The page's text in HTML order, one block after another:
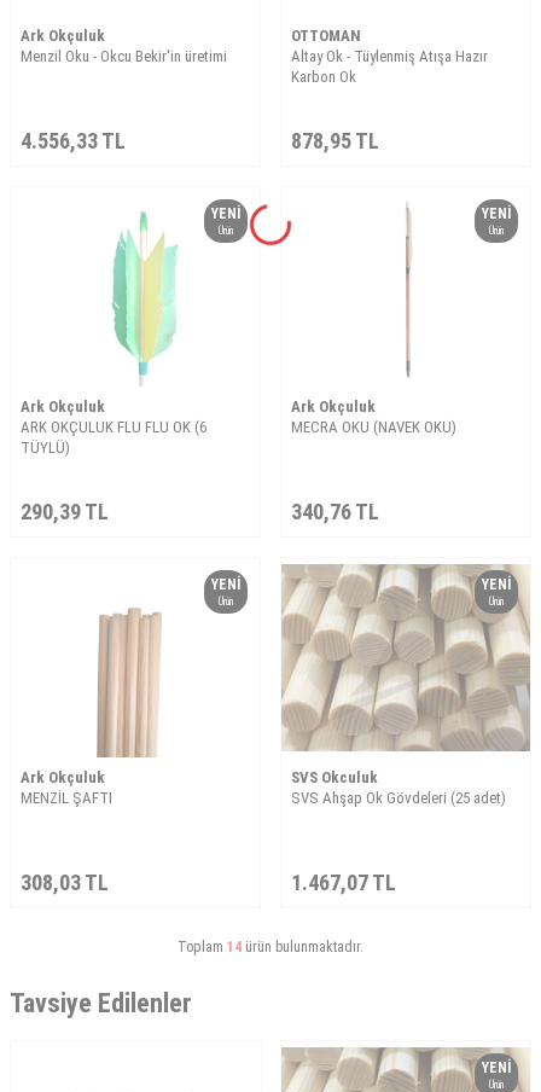
Ark Okçuluk
Menzil Oku - Okcu Bekir'in üretimi
4.556,33TL
OTTOMAN
Altay Ok - Tüylenmiş Atışa Hazır
Karbon Ok
878,95TL
YENI
Ürün
Ark Okçuluk
ARK OKÇULUK FLU FLU OK (6
TÜYLÜ)
290,39TL
YENI
Ürün
Ark Okçuluk
MECRA OKU (NAVEK OKU)
340,76TL
YENI
Ürün
Ark Okçuluk
MENZİL ŞAFTI
308,03TL
YENI
Ürün
SVS Okculuk
SVS Ahşap Ok Gövdeleri (25 adet)
1.467,07TL
Toplam 14 ürün bulunmaktadır.
Tavsiye Edilenler
YENI
Ürün